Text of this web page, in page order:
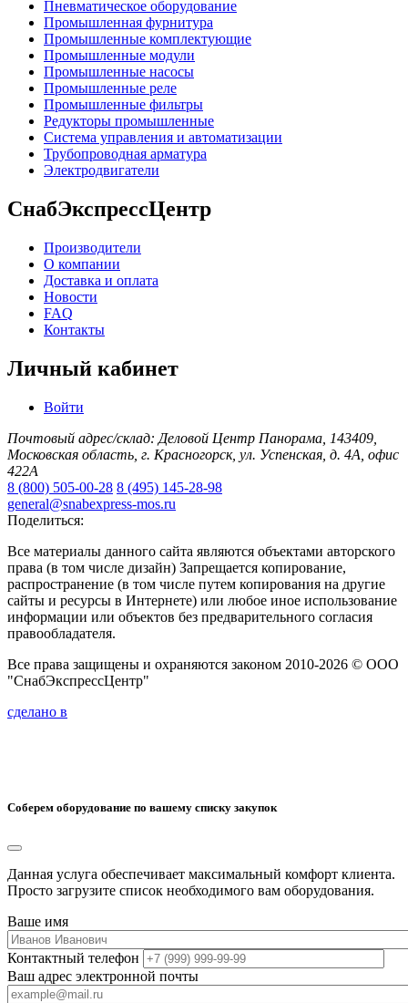
Пневматическое оборудование
Промышленная фурнитура
Промышленные комплектующие
Промышленные модули
Промышленные насосы
Промышленные реле
Промышленные фильтры
Редукторы промышленные
Система управления и автоматизации
Трубопроводная арматура
Электродвигатели
СнабЭкспрессЦентр
Производители
О компании
Доставка и оплата
Новости
FAQ
Контакты
Личный кабинет
Войти
Почтовый адрес/склад: Деловой Центр Панорама, 143409,
Московская область, г. Красногорск, ул. Успенская, д. 4А, офис
422А
8 (800) 505-00-28 8 (495) 145-28-98
general@snabexpress-mos.ru
Поделиться:
Все материалы данного сайта являются объектами авторского
права (в том числе дизайн) Запрещается копирование,
распространение (в том числе путем копирования на другие
сайты и ресурсы в Интернете) или любое иное использование
информации или объектов без предварительного согласия
правообладателя.
Все права защищены и охраняются законом 2010-2026 © ООО
"СнабЭкспрессЦентр"
сделано в
Соберем оборудование по вашему списку закупок
Данная услуга обеспечивает максимальный комфорт клиента.
Просто загрузите список необходимого вам оборудования.
Ваше имя
Контактный телефон
Ваш адрес электронной почты